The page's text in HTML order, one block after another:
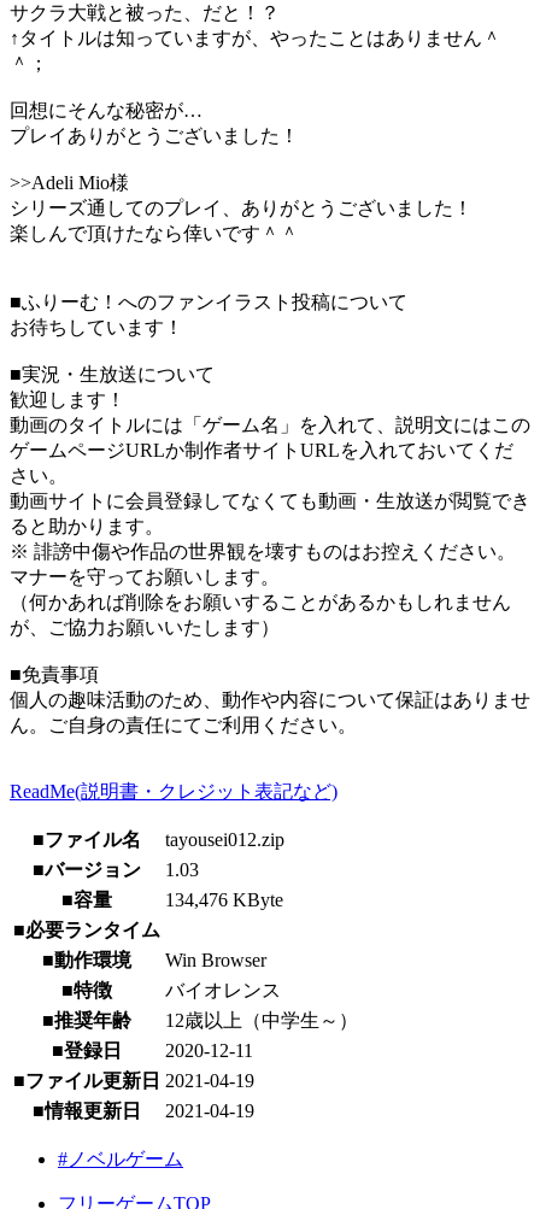
サクラ大戦と被った、だと！？
↑タイトルは知っていますが、やったことはありません＾
＾；
回想にそんな秘密が…
プレイありがとうございました！
>>Adeli Mio様
シリーズ通してのプレイ、ありがとうございました！
楽しんで頂けたなら倖いです＾＾
■ふりーむ！へのファンイラスト投稿について
お待ちしています！
■実況・生放送について
歓迎します！
動画のタイトルには「ゲーム名」を入れて、説明文にはこの
ゲームページURLか制作者サイトURLを入れておいてくだ
さい。
動画サイトに会員登録してなくても動画・生放送が閲覧でき
ると助かります。
※ 誹謗中傷や作品の世界観を壊すものはお控えください。
マナーを守ってお願いします。
（何かあれば削除をお願いすることがあるかもしれません
が、ご協力お願いいたします）
■免責事項
個人の趣味活動のため、動作や内容について保証はありませ
ん。ご自身の責任にてご利用ください。
ReadMe(説明書・クレジット表記など)
■ファイル名
tayousei012.zip
■バージョン
1.03
■容量
134,476 KByte
■必要ランタイム
■動作環境
Win Browser
■特徴
バイオレンス
■推奨年齢
12歳以上（中学生～）
■登録日
2020-12-11
■ファイル更新日 2021-04-19
■情報更新日
2021-04-19
#ノベルゲーム
フリーゲームTOP